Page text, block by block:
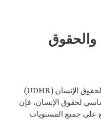
والحقوق
الإنسان
(UDHR)
لحقوق الإنسان، فإن
على جميع المستويات